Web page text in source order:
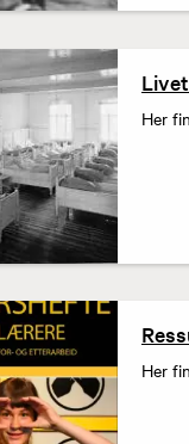
Her
Her